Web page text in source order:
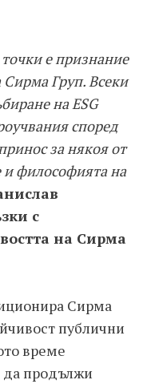
е признание
Сирма Груп. Всеки
на ESG
според
за някоя от
и философията на
с
на Сирма
Сирма
публични
време
да продължи